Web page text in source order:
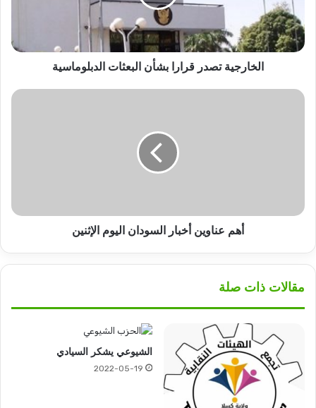
الدبلوماسية
الخارجية تصدر قرارا بشأن البعثات الدبلوماسية
أهم
أهم عناوين أخبار السودان اليوم الإثنين
مقالات ذات صلة
الشيوعي يشكر السيادي
2022-05-19